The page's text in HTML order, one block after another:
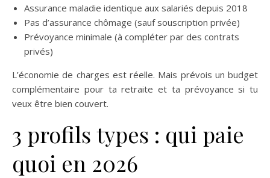
Assurance maladie identique aux salariés depuis 2018
Pas d’assurance chômage (sauf souscription privée)
Prévoyance minimale (à compléter par des contrats
privés)
L’économie de charges est réelle. Mais prévois un budget
complémentaire pour ta retraite et ta prévoyance si tu
veux être bien couvert.
3 profils types : qui paie
quoi en 2026